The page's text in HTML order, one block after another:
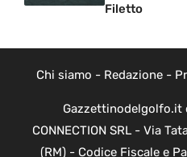
Filetto
Chi siamo - Redazione-
Gazzettinodelgolfo.it
CONNECTION SRL - Via
(RM) - Codice Fiscale e